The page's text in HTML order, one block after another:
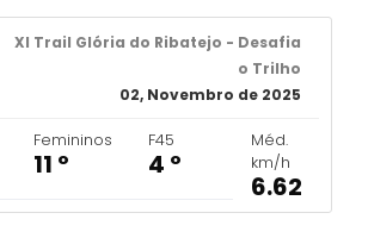
XI Trail Glória do Ribatejo - Desafia
o Trilho
02, Novembro de 2025
Femininos
11 º
F45
4 º
Méd.
km/h
6.62